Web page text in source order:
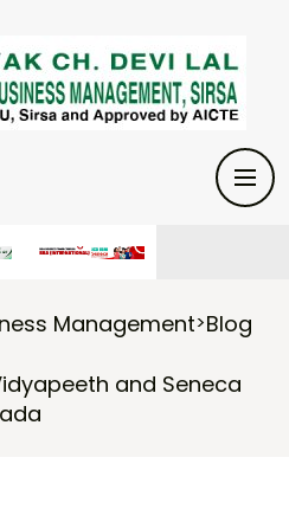
Management>Blog
and Seneca